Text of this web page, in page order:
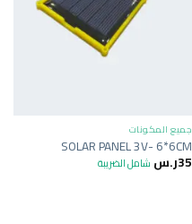
جميع المكونات
SOLAR PANEL 3V- 6*6CM
35ر.س شامل الضريبة